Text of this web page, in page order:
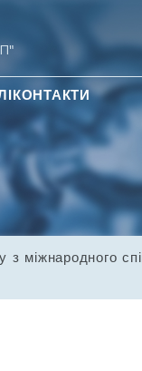
КОНТАКТИ
з міжнародного